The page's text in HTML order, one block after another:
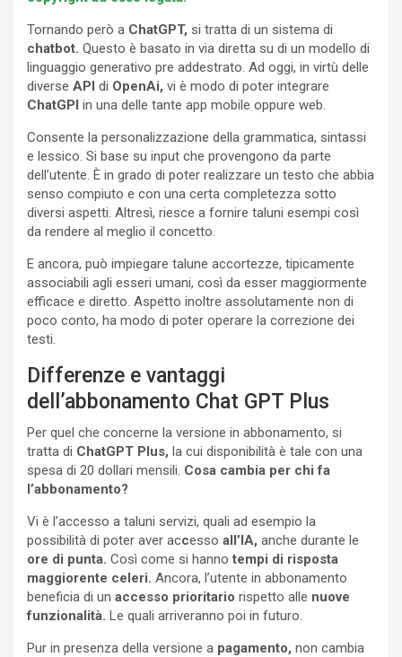
Tornando però a ChatGPT, si tratta di un sistema di
chatbot. Questo è basato in via diretta su di un modello di
linguaggio generativo pre addestrato. Ad oggi, in virtù delle
diverse API di OpenAi, vi è modo di poter integrare
ChatGPI in una delle tante app mobile oppure web.
Consente la personalizzazione della grammatica, sintassi
e lessico. Si base su input che provengono da parte
dell’utente. È in grado di poter realizzare un testo che abbia
senso compiuto e con una certa completezza sotto
diversi aspetti. Altresì, riesce a fornire taluni esempi così
da rendere al meglio il concetto.
E ancora, può impiegare talune accortezze, tipicamente
associabili agli esseri umani, così da esser maggiormente
efficace e diretto. Aspetto inoltre assolutamente non di
poco conto, ha modo di poter operare la correzione dei
testi.
Differenze e vantaggi
dell’abbonamento Chat GPT Plus
Per quel che concerne la versione in abbonamento, si
tratta di ChatGPT Plus, la cui disponibilità è tale con una
spesa di 20 dollari mensili. Cosa cambia per chi fa
l’abbonamento?
Vi è l’accesso a taluni servizi, quali ad esempio la
possibilità di poter aver accesso all’IA, anche durante le
ore di punta. Così come si hanno tempi di risposta
maggiorente celeri. Ancora, l’utente in abbonamento
beneficia di un accesso prioritario rispetto alle nuove
funzionalità. Le quali arriveranno poi in futuro.
Pur in presenza della versione a pagamento, non cambia